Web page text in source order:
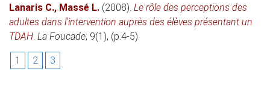
Lanaris C., Massé L. (2008). Le rôle des perceptions des
adultes dans l'intervention auprès des élèves présentant un
TDAH. La Foucade, 9(1), (p.4-5).
1 2 3